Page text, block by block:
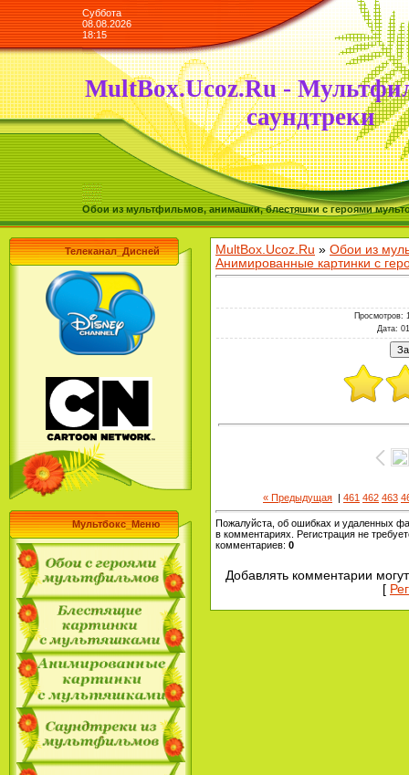
Суббота
08.08.2026
18:15
MultBox.Ucoz.Ru -
саундтреки
Обои из мультфильмов, анимашки, блестяшки с героями
Телеканал_Дисней
Мультбокс_Меню
MultBox.Ucoz.Ru » Обои из
Анимированные картинки с
Просмотров:
Дата:
« Предыдущая | 461 462 463
Пожалуйста, об ошибках и удаленных
в комментариях. Регистрация не
комментариев: 0
Добавлять комментарии
[